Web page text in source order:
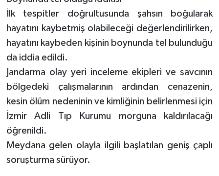
İlk tespitler doğrultusunda şahsın boğularak
hayatını kaybetmiş olabileceği değerlendirilirken,
hayatını kaybeden kişinin boynunda tel bulunduğu
da iddia edildi.
Jandarma olay yeri inceleme ekipleri ve savcının
bölgedeki çalışmalarının ardından cenazenin,
kesin ölüm nedeninin ve kimliğinin belirlenmesi için
İzmir Adli Tıp Kurumu morguna kaldırılacağı
öğrenildi.
Meydana gelen olayla ilgili başlatılan geniş çaplı
soruşturma sürüyor.